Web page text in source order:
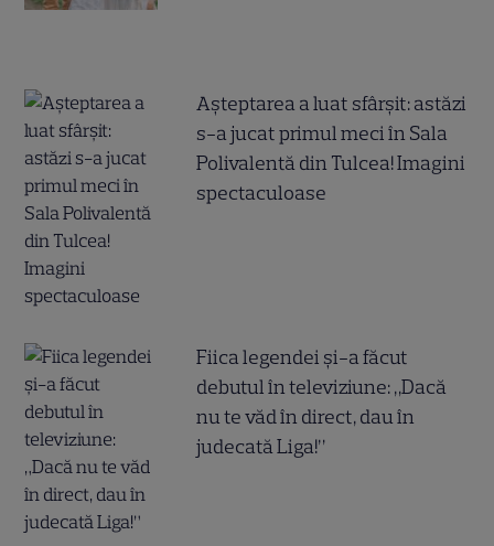
Așteptarea a luat sfârșit: astăzi
s-a jucat primul meci în Sala
Polivalentă din Tulcea! Imagini
spectaculoase
Fiica legendei și-a făcut
debutul în televiziune: „Dacă
nu te văd în direct, dau în
judecată Liga!”